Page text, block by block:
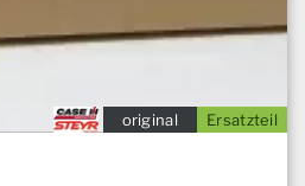
Ersatzteil
original